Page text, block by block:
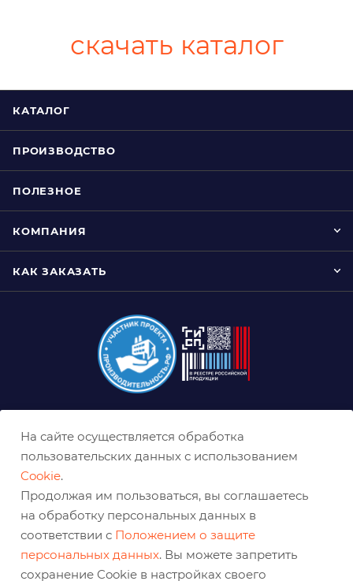
скачать каталог
КАТАЛОГ
ПРОИЗВОДСТВО
ПОЛЕЗНОЕ
КОМПАНИЯ
КАК ЗАКАЗАТЬ
ekb@belabraziv.ru
На сайте осуществляется обработка
пользовательских данных с использованием
Cookie.
Продолжая им пользоваться, вы соглашаетесь
на обработку персональных данных в
соответствии с Положением о защите
персональных данных. Вы можете запретить
сохранение Cookie в настройках своего